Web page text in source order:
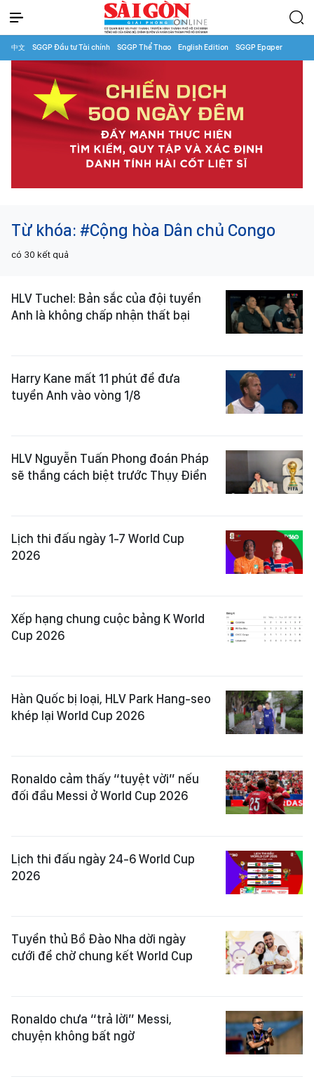
中文 SGGP Đầu tư Tài chính SGGP Thể Thao English Edition SGGP Epaper
Từ khóa: #Cộng hòa Dân chủ Congo
có 30 kết quả
HLV Tuchel: Bản sắc của đội tuyển
Anh là không chấp nhận thất bại
Harry Kane mất 11 phút để đưa
tuyển Anh vào vòng 1/8
HLV Nguyễn Tuấn Phong đoán Pháp
sẽ thắng cách biệt trước Thụy Điển
Lịch thi đấu ngày 1-7 World Cup
2026
Xếp hạng chung cuộc bảng K World
Cup 2026
Hàn Quốc bị loại, HLV Park Hang-seo
khép lại World Cup 2026
Ronaldo cảm thấy “tuyệt vời” nếu
đối đầu Messi ở World Cup 2026
Lịch thi đấu ngày 24-6 World Cup
2026
Tuyển thủ Bồ Đào Nha dời ngày
cưới để chờ chung kết World Cup
Ronaldo chưa “trả lời” Messi,
chuyện không bất ngờ